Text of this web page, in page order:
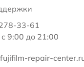
33-61
9:00 до 21:00
repair-